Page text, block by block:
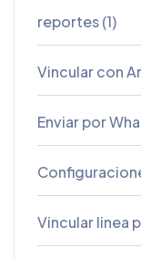
reportes (1)
Vincular con
Enviar por
Vincular linea